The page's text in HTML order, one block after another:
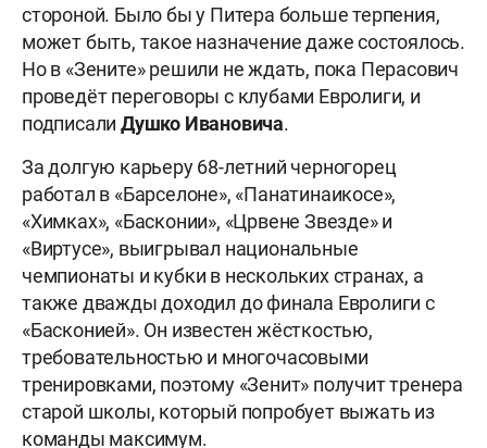
стороной. Было бы у Питера больше терпения,
может быть, такое назначение даже состоялось.
Но в «Зените» решили не ждать, пока Перасович
проведёт переговоры с клубами Евролиги, и
подписали Душко Ивановича.
За долгую карьеру 68-летний черногорец
работал в «Барселоне», «Панатинаикосе»,
«Химках», «Басконии», «Црвене Звезде» и
«Виртусе», выигрывал национальные
чемпионаты и кубки в нескольких странах, а
также дважды доходил до финала Евролиги с
«Басконией». Он известен жёсткостью,
требовательностью и многочасовыми
тренировками, поэтому «Зенит» получит тренера
старой школы, который попробует выжать из
команды максимум.